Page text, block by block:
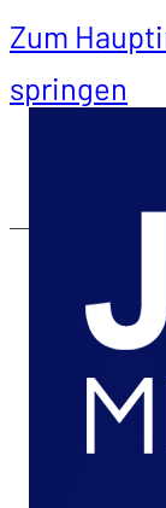
Zum
springen
Vielen